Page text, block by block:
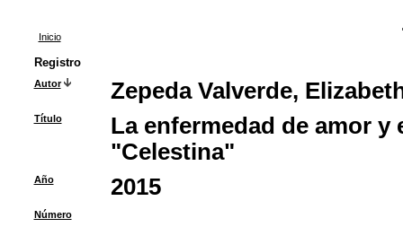
Inicio
Registro
Autor Zepeda Valverde,
Título
La enfermedad de amor y
"Celestina"
Año 2015
Número